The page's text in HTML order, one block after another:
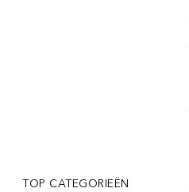
TOP CATEGORIEËN